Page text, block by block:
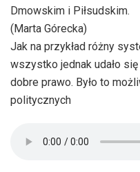
Dmowskim i Piłsudskim.
(Marta Górecka)
Jak na przykład różny
wszystko jednak udało
dobre prawo. Było to
politycznych